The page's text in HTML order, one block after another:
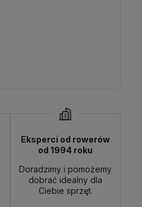
Eksperci od rowerów
od 1994 roku
Doradzimy i pomożemy
dobrać idealny dla
Ciebie sprzęt.